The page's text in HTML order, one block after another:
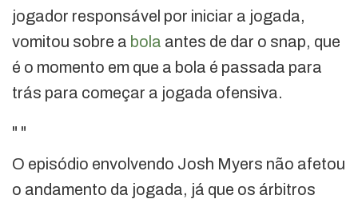
jogador responsável por iniciar a jogada,
vomitou sobre a bola antes de dar o snap, que
é o momento em que a bola é passada para
trás para começar a jogada ofensiva.
" "
O episódio envolvendo Josh Myers não afetou
o andamento da jogada, já que os árbitros